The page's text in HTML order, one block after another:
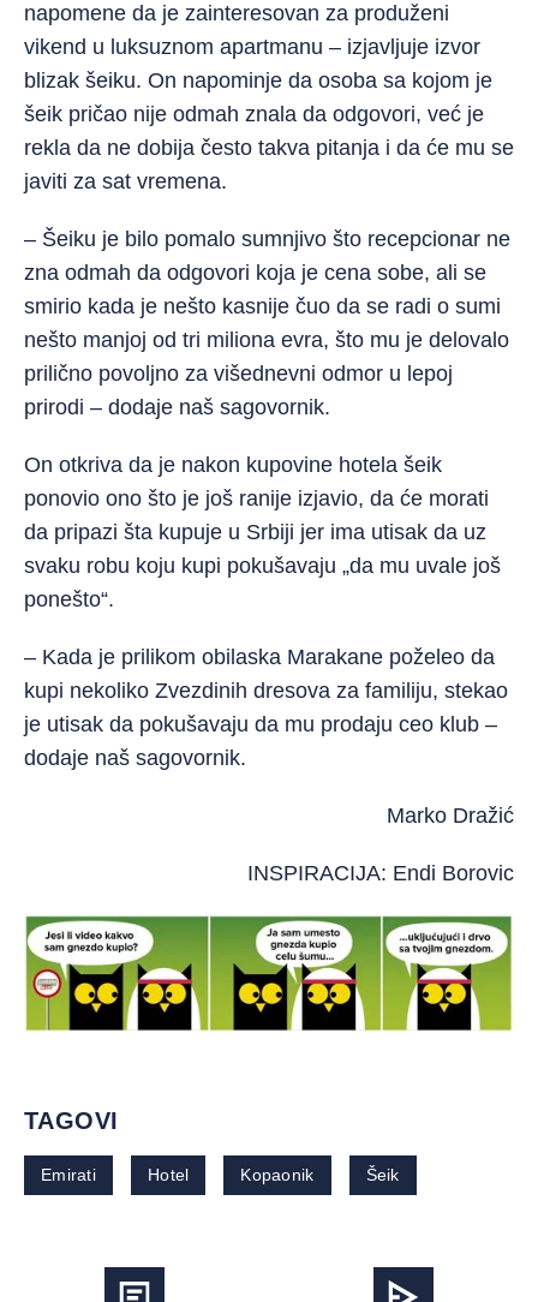
napomene da je zainteresovan za produženi
vikend u luksuznom apartmanu – izjavljuje izvor
blizak šeiku. On napominje da osoba sa kojom je
šeik pričao nije odmah znala da odgovori, već je
rekla da ne dobija često takva pitanja i da će mu se
javiti za sat vremena.
– Šeiku je bilo pomalo sumnjivo što recepcionar ne
zna odmah da odgovori koja je cena sobe, ali se
smirio kada je nešto kasnije čuo da se radi o sumi
nešto manjoj od tri miliona evra, što mu je delovalo
prilično povoljno za višednevni odmor u lepoj
prirodi – dodaje naš sagovornik.
On otkriva da je nakon kupovine hotela šeik
ponovio ono što je još ranije izjavio, da će morati
da pripazi šta kupuje u Srbiji jer ima utisak da uz
svaku robu koju kupi pokušavaju „da mu uvale još
ponešto“.
– Kada je prilikom obilaska Marakane poželeo da
kupi nekoliko Zvezdinih dresova za familiju, stekao
je utisak da pokušavaju da mu prodaju ceo klub –
dodaje naš sagovornik.
Marko Dražić
INSPIRACIJA: Endi Borovic
TAGOVI
Emirati Hotel Kopaonik Šeik